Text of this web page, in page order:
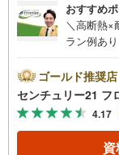
おすすめ
＼高断熱×
ラン例あ
賢く購入
のお家！
は約6m！
で徒歩約
レンドマ
ゴールド推奨店
センチュリー21
4.17